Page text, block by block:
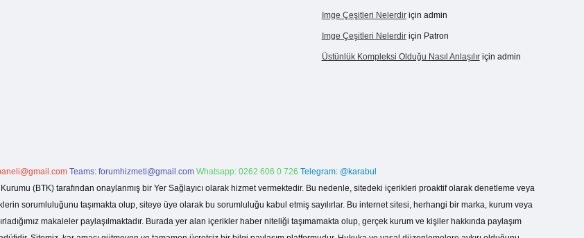
Imge Çeşitleri Nelerdiriçin admin
Imge Çeşitleri Nelerdiriçin Patron
Üstünlük Kompleksi Olduğu Nasıl Anlaşılıriçin admin
Teams: forumhizmeti@gmail.com Whatsapp: 0262 606 0 726 Telegram: @karabul
(BTK) tarafından onaylanmış bir Yer Sağlayıcı olarak hizmet vermektedir. Bu nedenle, sitedeki içerikleri proaktif olarak denetleme veya
sorumluluğunu taşımakta olup, siteye üye olarak bu sorumluluğu kabul etmiş sayılırlar. Bu internet sitesi, herhangi bir marka, kurum veya
makaleler paylaşılmaktadır. Burada yer alan içerikler haber niteliği taşımamakta olup, gerçek kurum ve kişiler hakkında paylaşım